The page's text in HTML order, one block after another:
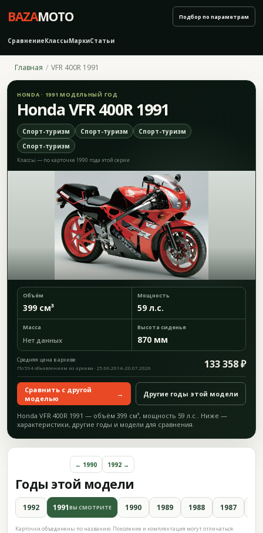
BAZAMOTO
СравнениеКлассыМаркиСтатьи
Подбор по параметрам
Главная VFR 400R 1991
HONDA · 1991 МОДЕЛЬНЫЙ ГОД
Honda VFR 400R 1991
Спорт-туризм Спорт-туризм
Спорт-туризм
Спорт-туризм
Классы — по карточке 1990 года этой серии
Объём
399 см³
Мощность
59 л.с.
Масса
Нет данных
Высота сиденья
870 мм
Средняя цена в архиве 133 358 ₽
По 594 объявлениям из архива · 25.06.2014–20.07.2026
Сравнить с другой
моделью
→ Другие годы этой модели
Honda VFR 400R 1991 — объём 399 см³, мощность 59 л.с.. Ниже —
характеристики, другие годы и модели для сравнения.
Годы этой модели
← 1990 1992 →
1992 1991ВЫ СМОТРИТЕ 1990 1989 1988 1987
Карточки объединены по названию. Поколение и комплектация могут отличаться.